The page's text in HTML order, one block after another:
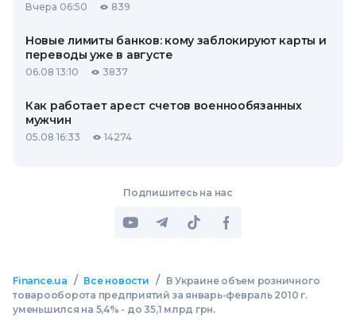
Вчера 06:50 839
Новые лимиты банков: кому заблокируют карты и
переводы уже в августе
06.08 13:10 3837
Как работает арест счетов военнообязанных
мужчин
05.08 16:33 14274
Подпишитесь на нас
Finance.ua / Все новости /
В Украине объем розничного
товарооборота предприятий за январь-февраль 2010 г.
уменьшился на 5,4% - до 35,1 млрд грн.